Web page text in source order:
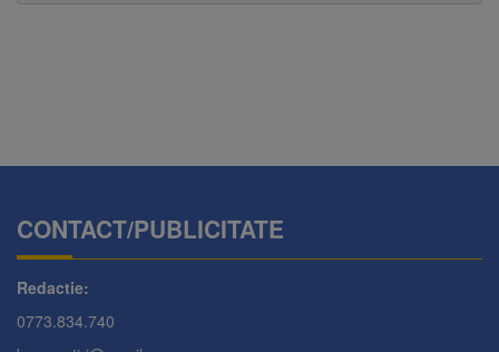
CONTACT/PUBLICITATE
Redactie:
0773.834.740